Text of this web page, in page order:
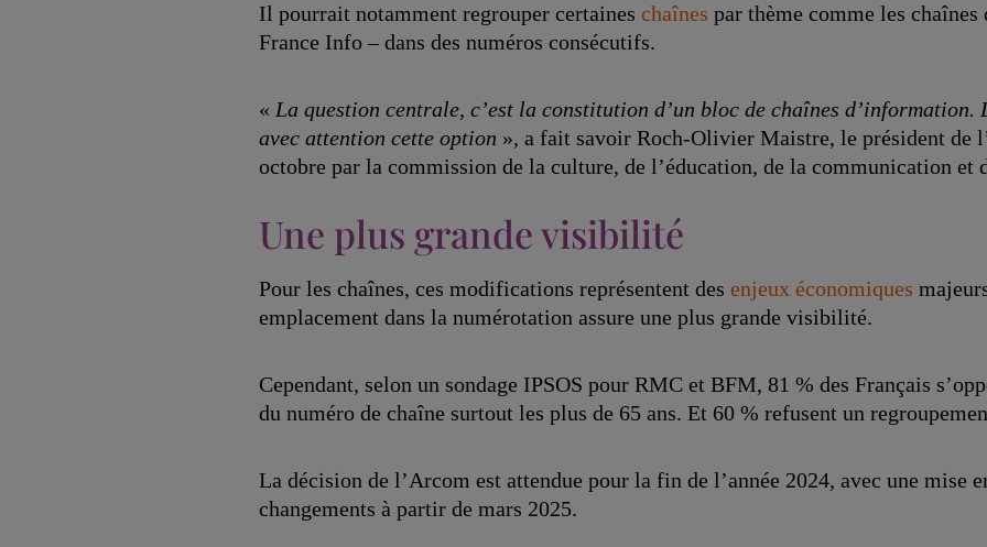
Il pourrait notamment regrouper certaineschaînes par thème comme les
France Info – dans des numéros consécutifs.
« La question centrale, c’est la constitution d’un bloc de chaînes d’information.
avec attention cette option », a fait savoir Roch-Olivier Maistre, le président de
octobre par la commission de la culture, de l’éducation, de la communication et
Une plus grande visibilité
Pour les chaînes, ces modifications représentent desenjeux économiques
emplacement dans la numérotation assure une plus grande visibilité.
Cependant, selon un sondage IPSOS pour RMC et BFM, 81 % des Français
du numéro de chaîne surtout les plus de 65 ans. Et 60 % refusent un
La décision de l’Arcom est attendue pour la fin de l’année 2024, avec une mise
changements à partir de mars 2025.